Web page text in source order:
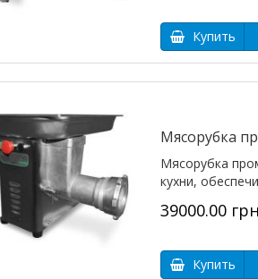
Купить
Мясорубка
Мясорубка
кухни,
39000.00
Купить